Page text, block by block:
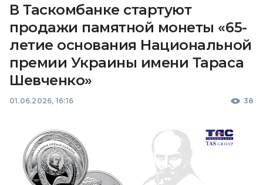
В Таскомбанке стартуют
продажи памятной монеты «65-
летие основания Национальной
премии Украины имени Тараса
Шевченко»
01.06.2026, 16:16 38